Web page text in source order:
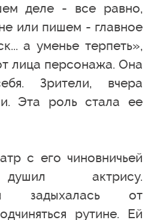
деле - все равно,
или пишем - главное
а уменье терпеть»,
лица персонажа. Она
Зрители, вчера
Эта роль стала ее
с его чиновничьей
актрису.
задыхалась от
рутине. Ей